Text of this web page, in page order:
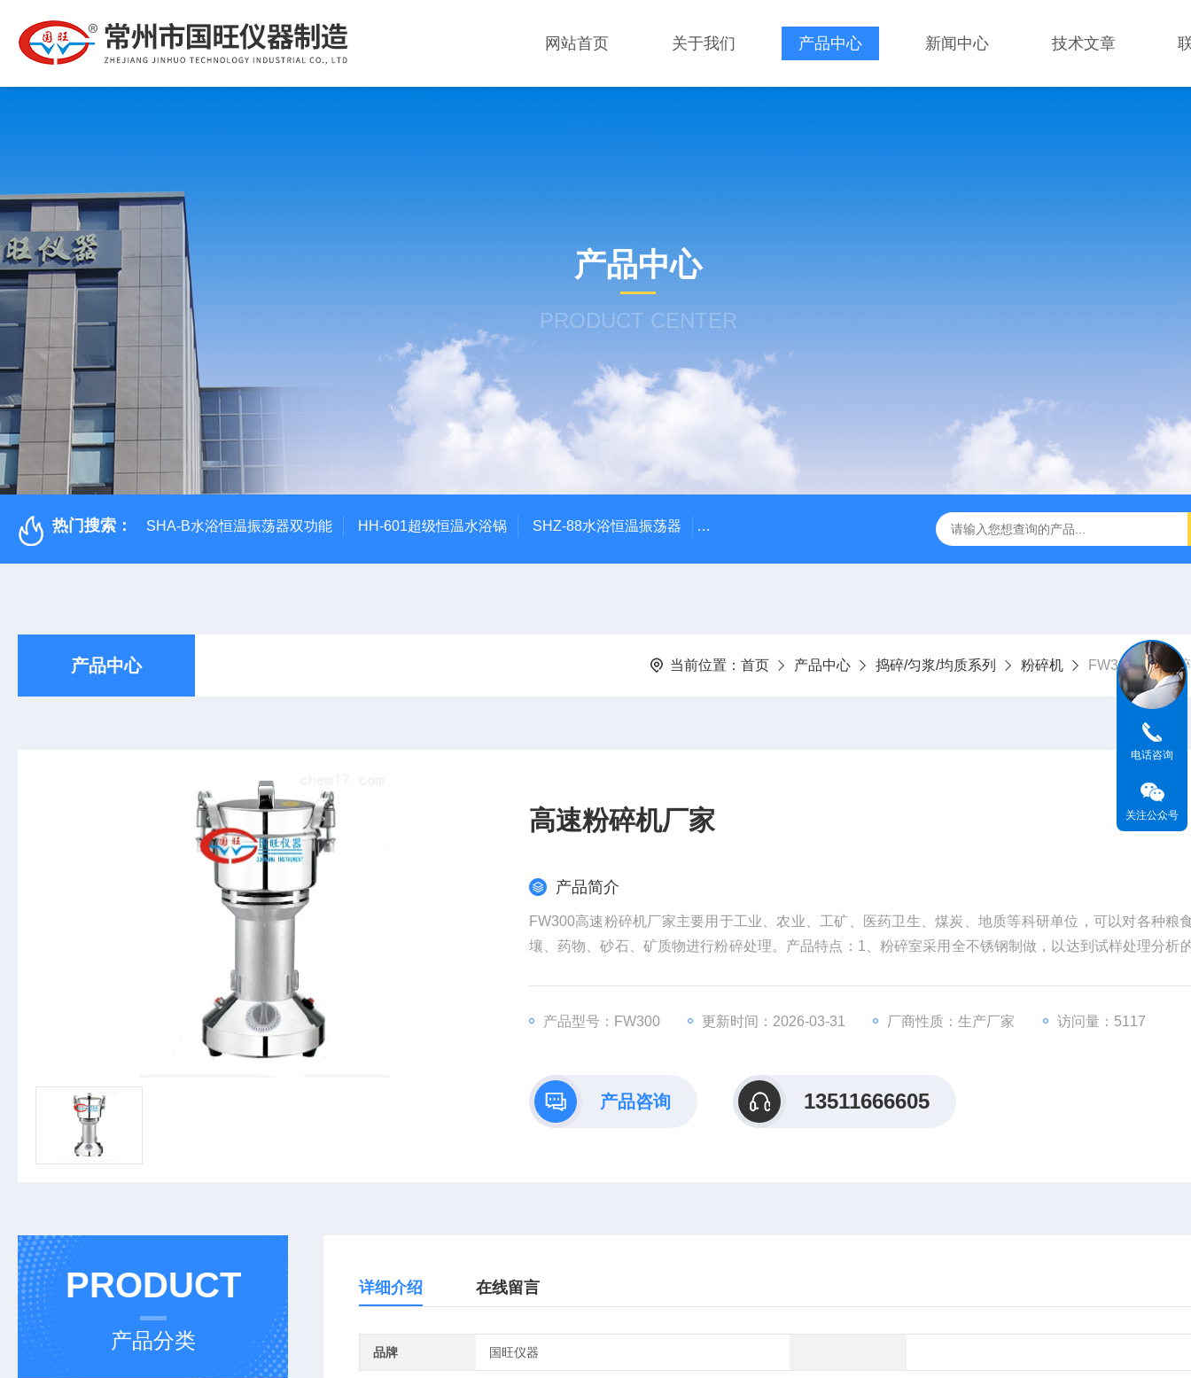
网站首页 关于我们 产品中心 新闻中心 技术文章
产品中心
PRODUCT CENTER
热门搜索： SHA-B水浴恒温振荡器双功能 HH-601超级恒温水浴锅 SHZ-88水浴恒温振荡器 HZQ-2水浴全温振荡器 THZ-82A气浴恒温振荡器价格
产品中心 当前位置： 首页 产品中心 捣碎/匀浆/均质系列 粉碎机 FW300高速粉
高速粉碎机厂家
产品简介
FW300高速粉碎机厂家主要用于工业、农业、工矿、医药卫生、煤炭、地质等科研单位，可以对各种粮
壤、药物、砂石、矿质物进行粉碎处理。产品特点：1、粉碎室采用全不锈钢制做，以达到试样处理分析
产品型号：FW300 更新时间：2026-03-31 厂商性质：生产厂家 访问量：5117
产品咨询 13511666605
PRODUCT
产品分类
详细介绍 在线留言
品牌 国旺仪器
电话咨询
关注公众号